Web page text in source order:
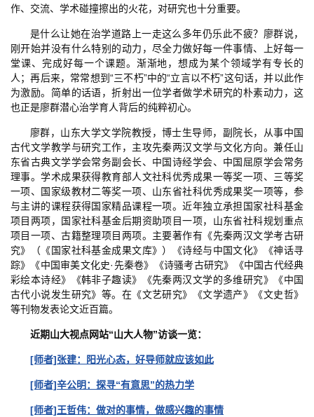
作、交流、学术碰撞擦出的火花，对研究也十分重要。
是什么让她在治学道路上一走这么多年仍乐此不疲？廖群说，
刚开始并没有什么特别的动力，尽全力做好每一件事情、上好每一
堂课、完成好每一个课题。渐渐地，想成为某个领域学有专长的
人；再后来，常常想到“三不朽”中的“立言以不朽”这句话，并以此作
为激励。简单的话语，折射出一位学者做学术研究的朴素动力，这
也正是廖群潜心治学育人背后的纯粹初心。
廖群，山东大学文学院教授，博士生导师，副院长，从事中国
古代文学教学与研究工作，主攻先秦两汉文学与文化方向。兼任山
东省古典文学学会常务副会长、中国诗经学会、中国屈原学会常务
理事。学术成果获得教育部人文社科优秀成果一等奖一项、三等奖
一项、国家级教材二等奖一项、山东省社科优秀成果奖一项等，参
与主讲的课程获得国家精品课程一项。近年独立承担国家社科基金
项目两项，国家社科基金后期资助项目一项，山东省社科规划重点
项目一项、古籍整理项目两项。主要著作有《先秦两汉文学考古研
究》（《国家社科基金成果文库》）《诗经与中国文化》《神话寻
踪》《中国审美文化史·先秦卷》《诗骚考古研究》《中国古代经典
彩绘本诗经》《韩非子趣读》《先秦两汉文学的多维研究》《中国
古代小说发生研究》等。在《文艺研究》《文学遗产》《文史哲》
等刊物发表论文近百篇。
近期山大视点网站“山大人物”访谈一览：
[师者]张建：阳光心态， 好导师就应该如此
[师者]辛公明：探寻“有意思”的热力学
[师者]王哲伟：做对的事情，做感兴趣的事情